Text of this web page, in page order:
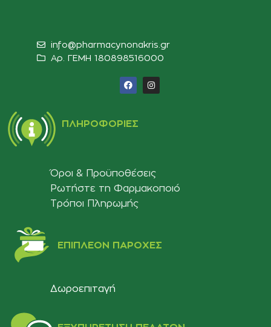
info@pharmacynonakris.gr
Αρ. ΓΕΜΗ 180898516000‬
ΠΛΗΡΟΦΟΡΊΕΣ
Όροι & Προϋποθέσεις
Ρωτήστε τη Φαρμακοποιό
Τρόποι Πληρωμής
ΕΠΙΠΛΈΟΝ ΠΑΡΟΧΈΣ
Δωροεπιταγή